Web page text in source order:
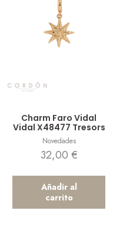
Charm Faro Vidal
Vidal X48477 Tresors
Novedades
32,00 €
Añadir al
carrito